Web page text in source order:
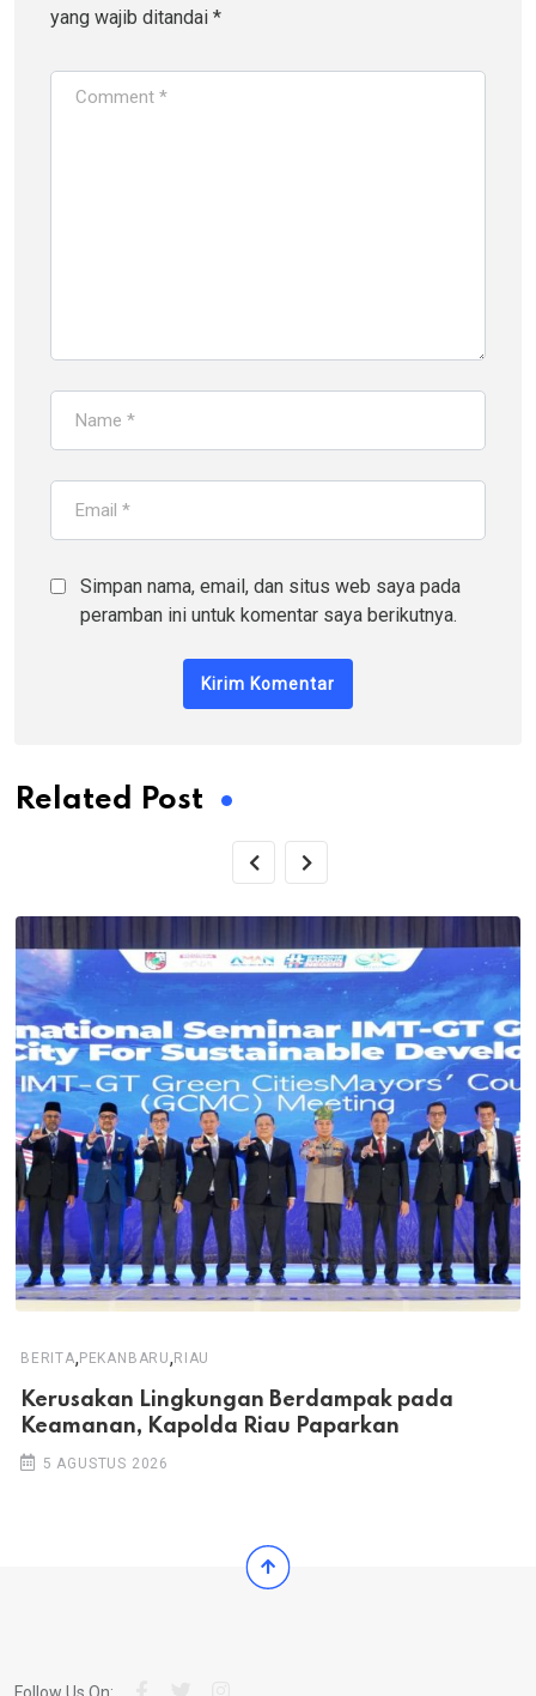
yang wajib ditandai *
Simpan nama, email, dan situs web saya pada
peramban ini untuk komentar saya berikutnya.
Related Post
BERITA,PEKANBARU,RIAU
Kerusakan Lingkungan Berdampak pada
Keamanan, Kapolda Riau Paparkan
5 AGUSTUS 2026